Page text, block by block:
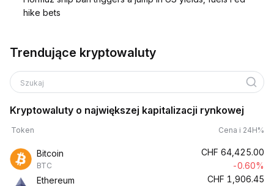
hike bets
Trendujące kryptowaluty
Szukaj
Kryptowaluty o największej kapitalizacji rynkowej
Token Cena i 24H%
Bitcoin
BTC
CHF 64,425.00
-0.60%
Ethereum
CHF 1,906.45